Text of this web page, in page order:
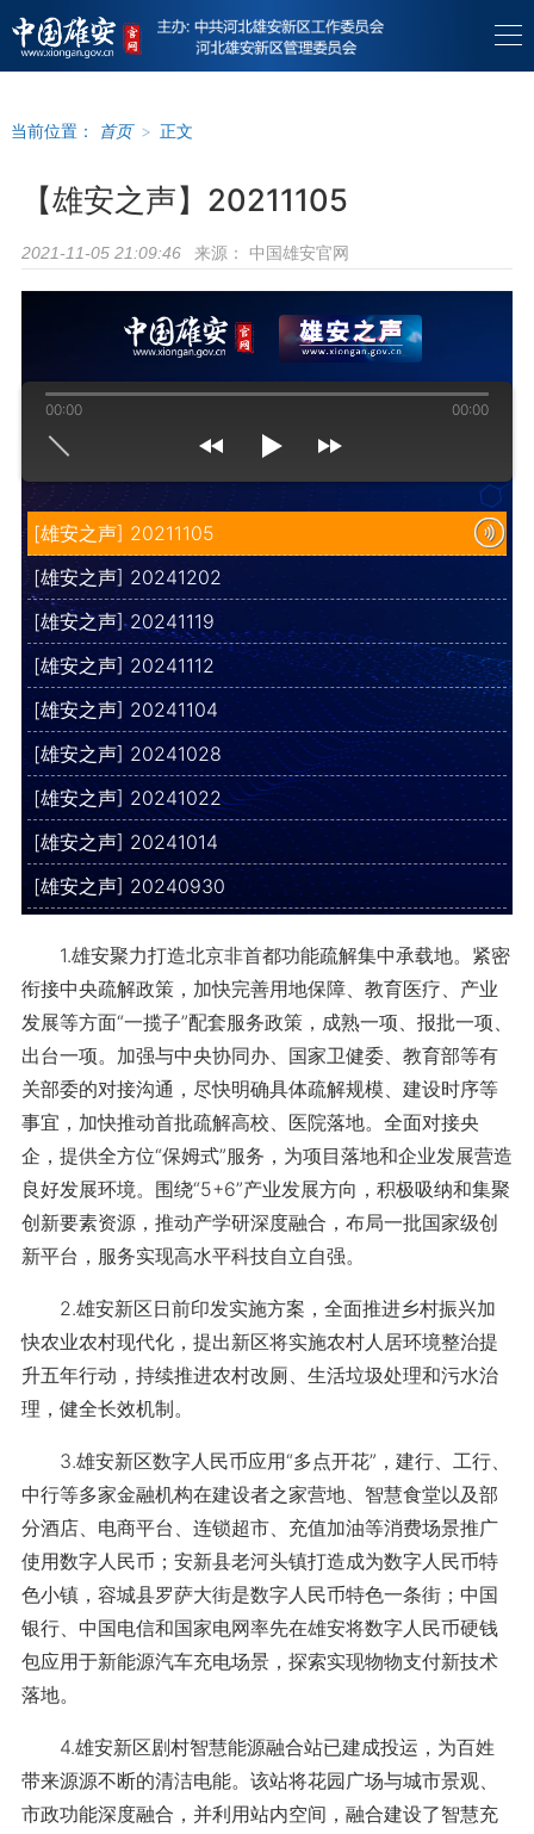
当前位置： 首页 > 正文
【雄安之声】20211105
2021-11-05 21:09:46 来源： 中国雄安官网
[雄安之声] 20211105
[雄安之声] 20241202
[雄安之声] 20241119
[雄安之声] 20241112
[雄安之声] 20241104
[雄安之声] 20241028
[雄安之声] 20241022
[雄安之声] 20241014
[雄安之声] 20240930
00:00 00:00
1.雄安聚力打造北京非首都功能疏解集中承载地。紧密
衔接中央疏解政策，加快完善用地保障、教育医疗、产业
发展等方面“一揽子”配套服务政策，成熟一项、报批一项、
出台一项。加强与中央协同办、国家卫健委、教育部等有
关部委的对接沟通，尽快明确具体疏解规模、建设时序等
事宜，加快推动首批疏解高校、医院落地。全面对接央
企，提供全方位“保姆式”服务，为项目落地和企业发展营造
良好发展环境。围绕“5+6”产业发展方向，积极吸纳和集聚
创新要素资源，推动产学研深度融合，布局一批国家级创
新平台，服务实现高水平科技自立自强。
2.雄安新区日前印发实施方案，全面推进乡村振兴加
快农业农村现代化，提出新区将实施农村人居环境整治提
升五年行动，持续推进农村改厕、生活垃圾处理和污水治
理，健全长效机制。
3.雄安新区数字人民币应用“多点开花”，建行、工行、
中行等多家金融机构在建设者之家营地、智慧食堂以及部
分酒店、电商平台、连锁超市、充值加油等消费场景推广
使用数字人民币；安新县老河头镇打造成为数字人民币特
色小镇，容城县罗萨大街是数字人民币特色一条街；中国
银行、中国电信和国家电网率先在雄安将数字人民币硬钱
包应用于新能源汽车充电场景，探索实现物物支付新技术
落地。
4.雄安新区剧村智慧能源融合站已建成投运，为百姓
带来源源不断的清洁电能。该站将花园广场与城市景观、
市政功能深度融合，并利用站内空间，融合建设了智慧充